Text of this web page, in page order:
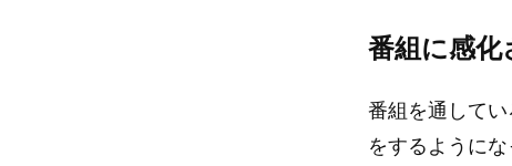
番組に感
番組を通して
をするように